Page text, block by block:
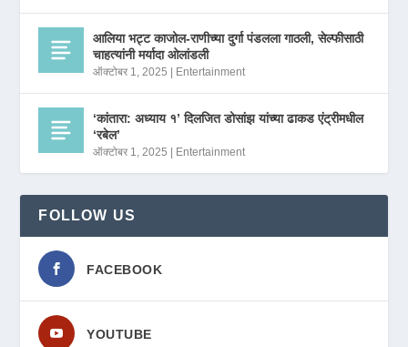
आलिया भट्ट काजोल-राणीच्या दुर्गा पंडलला गाठली, सेल्फीसाठी
चाहत्यांनी मर्यादा ओलांडली
ऑक्टोबर 1, 2025 Entertainment
‘कांतारा: अध्याय १’ दिलजित डोसांझ यांच्या ढाकड एंट्रीमधील
‘रबेल’
ऑक्टोबर 1, 2025 Entertainment
FOLLOW US
FACEBOOK
YOUTUBE